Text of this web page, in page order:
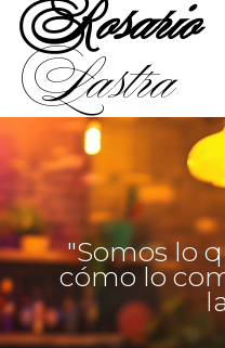
Rosario
Lastra
"Somos lo
cómo lo